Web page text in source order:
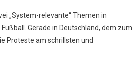
„System-relevante“ Themen in
Gerade in Deutschland, dem zum
Proteste am schrillsten und